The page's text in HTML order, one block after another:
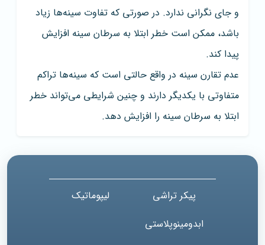
و جای نگرانی ندارد. در صورتی که تفاوت سینه‌ها زیاد
باشد، ممکن است خطر ابتلا به سرطان سینه افزایش
پیدا کند.
عدم تقارن سینه در واقع حالتی است که سینه‌ها تراکم
متفاوتی با یکدیگر دارند و چنین شرایطی می‌تواند خطر
ابتلا به سرطان سینه را افزایش دهد.
پیکر تراشی
لیپوماتیک
ابدومینوپلاستی